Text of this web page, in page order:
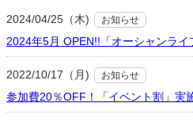
2024/04/25（木) お知らせ
2024年5月 OPEN!!「オーシャンライ
2022/10/17（月) お知らせ
参加費20％OFF！「イベント割」実